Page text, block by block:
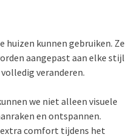
huizen kunnen gebruiken. Ze
aangepast aan elke stijl
veranderen.
we niet alleen visuele
en ontspannen.
extra comfort tijdens het